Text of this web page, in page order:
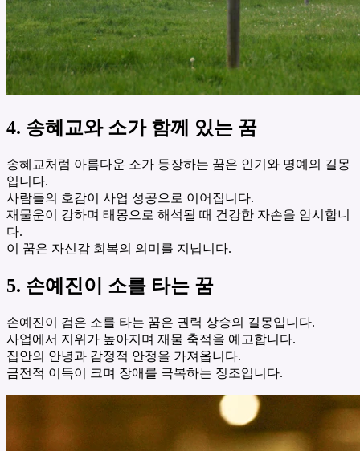
4. 송혜교와 소가 함께 있는 꿈
송혜교처럼 아름다운 소가 등장하는 꿈은 인기와 명예의 길몽
입니다.
사람들의 호감이 사업 성공으로 이어집니다.
재물운이 강하며 태몽으로 해석될 때 건강한 자손을 암시합니
다.
이 꿈은 자신감 회복의 의미를 지닙니다.
5. 손예진이 소를 타는 꿈
손예진이 검은 소를 타는 꿈은 권력 상승의 길몽입니다.
사업에서 지위가 높아지며 재물 축적을 예고합니다.
집안의 안녕과 감정적 안정을 가져옵니다.
금전적 이득이 크며 장애를 극복하는 징조입니다.